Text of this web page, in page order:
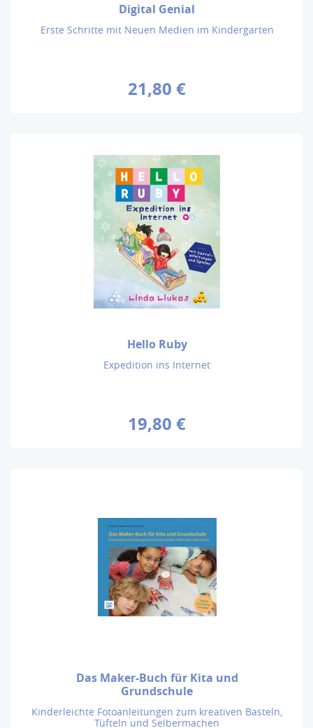
Digital Genial
Erste Schritte mit Neuen Medien im Kindergarten
21,80 €
Hello Ruby
Expedition ins Internet
19,80 €
Das Maker-Buch für Kita und
Grundschule
Kinderleichte Fotoanleitungen zum kreativen Basteln,
Tüfteln und Selbermachen